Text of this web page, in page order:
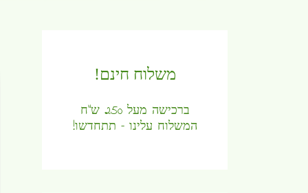
משלוח חינם!
ברכישה מעל 250 ש"ח
המשלוח עלינו – תתחדשו!